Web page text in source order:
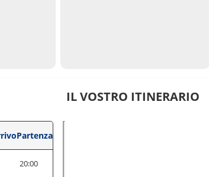
IL VOSTRO ITINERARIO
Partenza
20:00